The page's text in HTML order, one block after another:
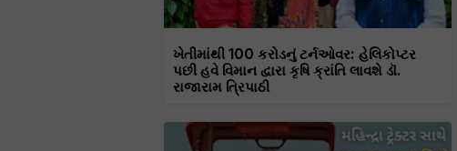
ખેતીમાંથી 100 કરોડનું ટર્નઓવર: હેલિકોપ્ટર
પછી હવે વિમાન દ્વારા કૃષિ ક્રાંતિ લાવશે ડૉ.
રાજારામ ત્રિપાઠી